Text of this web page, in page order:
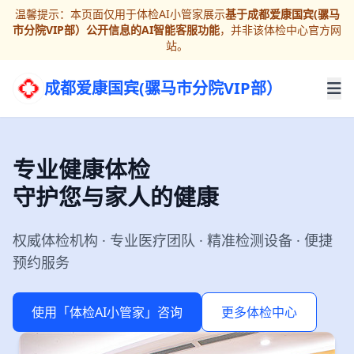
温馨提示：本页面仅用于体检AI小管家展示基于成都爱康国宾(骡马
市分院VIP部）公开信息的AI智能客服功能，并非该体检中心官方网
站。
成都爱康国宾(骡马市分院VIP部）
专业健康体检
守护您与家人的健康
权威体检机构 · 专业医疗团队 · 精准检测设备 · 便捷
预约服务
使用「体检AI小管家」咨询 更多体检中心